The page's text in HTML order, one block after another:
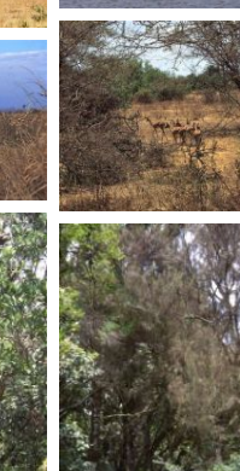
TANZANIE
TANZANIE